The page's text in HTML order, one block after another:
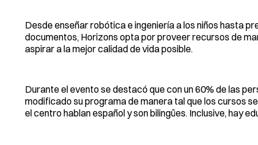
Desde enseñar robótica e ingeniería a los niños hasta
documentos, Horizons opta por proveer recursos de
aspirar a la mejor calidad de vida posible.
Durante el evento se destacó que con un 60% de las
modificado su programa de manera tal que los cursos
el centro hablan español y son bilingües. Inclusive, hay